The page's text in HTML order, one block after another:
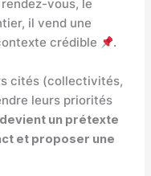
vous, le
il vend une
crédible
.
cités (collectivités,
leurs priorités
un prétexte
et proposer une